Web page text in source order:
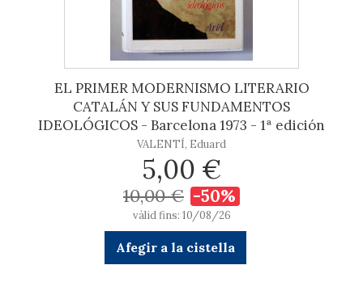
EL PRIMER MODERNISMO LITERARIO
CATALÁN Y SUS FUNDAMENTOS
IDEOLÓGICOS - Barcelona 1973 - 1ª edición
VALENTÍ, Eduard
5,00 €
10,00 € -50%
vàlid fins: 10/08/26
Afegir a la cistella